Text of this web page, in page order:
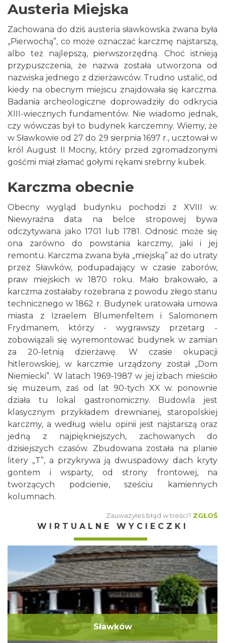
Austeria Miejska
Zachowana do dziś austeria sławkowska zwana była
„Pierwochą”, co może oznaczać karczmę najstarszą,
albo też najlepszą, pierwszorzędną. Choć istnieją
przypuszczenia, że nazwa została utworzona od
nazwiska jednego z dzierżawców. Trudno ustalić, od
kiedy na obecnym miejscu znajdowała się karczma.
Badania archeologiczne doprowadziły do odkrycia
XIII-wiecznych fundamentów. Nie wiadomo jednak,
czy wówczas był to budynek karczemny. Wiemy, że
w Sławkowie od 27 do 29 sierpnia 1697 r., ucztował w
król August II Mocny, który przed zgromadzonymi
gośćmi miał złamać gołymi rękami srebrny kubek.
Karczma obecnie
Obecny wygląd budynku pochodzi z XVIII w.
Niewyraźna data na belce stropowej bywa
odczytywana jako 1701 lub 1781. Odnosić może się
ona zarówno do powstania karczmy, jaki i jej
remontu. Karczma zwana była „miejską” aż do utraty
przez Sławków, podupadający w czasie zaborów,
praw miejskich w 1870 roku. Mało brakowało, a
karczma zostałaby rozebrana z powodu złego stanu
technicznego w 1862 r. Budynek uratowała umowa
miasta z Izraelem Blumenfeltem i Salomonem
Frydmanem, którzy - wygrawszy przetarg -
zobowiązali się wyremontować budynek w zamian
za 20-letnią dzierżawę. W czasie okupacji
hitlerowskiej, w karczmie urządzony został „Dom
Niemiecki”. W latach 1969-1987 w jej izbach mieściło
się muzeum, zaś od lat 90-tych XX w. ponownie
działa tu lokal gastronomiczny. Budowla jest
klasycznym przykładem drewnianej, staropolskiej
karczmy, a według wielu opinii jest najstarszą oraz
jedną z najpiękniejszych, zachowanych do
dzisiejszych czasów. Zbudowana została na planie
litery „T”, a przykrywa ją dwuspadowy dach kryty
gontem i wsparty, od strony frontowej, na
tworzących podcienie, sześciu kamiennych
kolumnach.
Zauważyłeś błąd w treści? ZGŁOŚ
WIRTUALNE WYCIECZKI
Sławków